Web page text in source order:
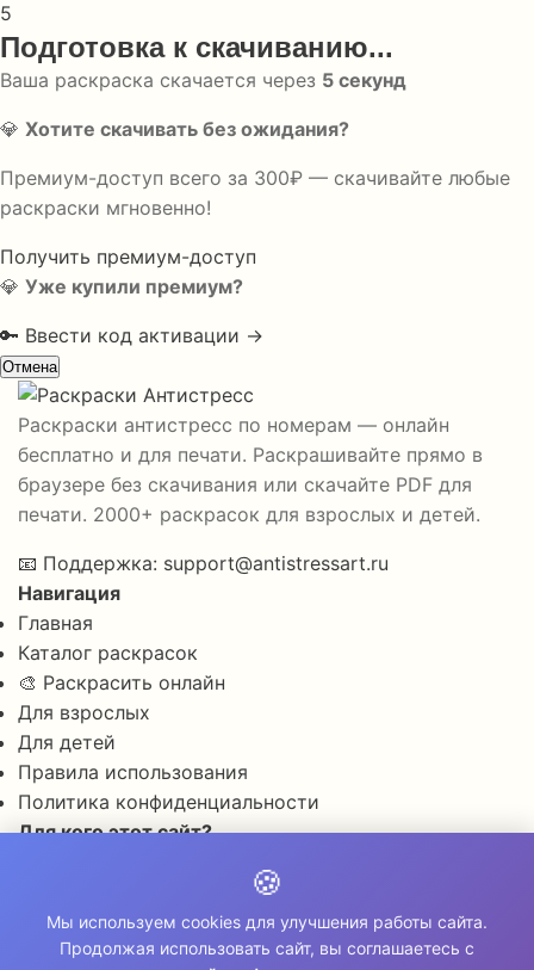
5
Подготовка к скачиванию...
Ваша раскраска скачается через 5 секунд
💎 Хотите скачивать без ожидания?
Премиум-доступ всего за 300₽ — скачивайте любые
раскраски мгновенно!
Получить премиум-доступ
💎 Уже купили премиум?
🔑 Ввести код активации →
Отмена
Раскраски антистресс по номерам — онлайн
бесплатно и для печати. Раскрашивайте прямо в
браузере без скачивания или скачайте PDF для
печати. 2000+ раскрасок для взрослых и детей.
📧 Поддержка: support@antistressart.ru
Навигация
Главная
Каталог раскрасок
🎨 Раскрасить онлайн
Для взрослых
Для детей
Правила использования
Политика конфиденциальности
Для кого этот сайт?
🎨 Для развития креативности
🧘 Для медитации и расслабления
👨‍👩‍👧‍👦 Для семейного досуга
🍪
Мы используем cookies для улучшения работы сайта.
Продолжая использовать сайт, вы соглашаетесь с